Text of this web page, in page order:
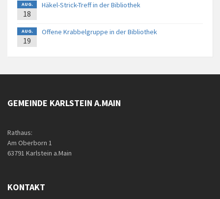
AUG.
18
Häkel-Strick-Treff in der Bibliothek
AUG.
19
Offene Krabbelgruppe in der Bibliothek
GEMEINDE KARLSTEIN A.MAIN
Rathaus:
Am Oberborn 1
63791 Karlstein a.Main
KONTAKT